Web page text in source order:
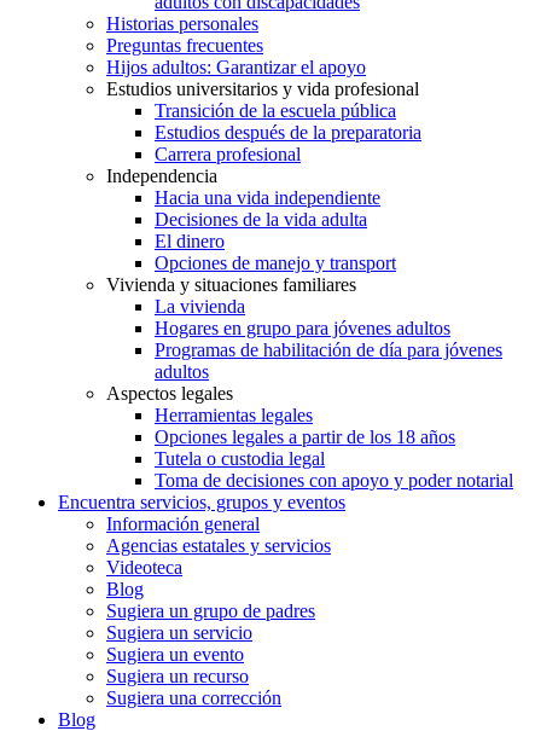
Historias personales
Preguntas frecuentes
Hijos adultos: Garantizar el apoyo
Estudios universitarios y vida profesional
Transición de la escuela pública
Estudios después de la preparatoria
Carrera profesional
Independencia
Hacia una vida independiente
Decisiones de la vida adulta
El dinero
Opciones de manejo y transport
Vivienda y situaciones familiares
La vivienda
Hogares en grupo para jóvenes adultos
Programas de habilitación de día para jóvenes
adultos
Aspectos legales
Herramientas legales
Opciones legales a partir de los 18 años
Tutela o custodia legal
Toma de decisiones con apoyo y poder notarial
Encuentra servicios, grupos y eventos
Información general
Agencias estatales y servicios
Videoteca
Blog
Sugiera un grupo de padres
Sugiera un servicio
Sugiera un evento
Sugiera un recurso
Sugiera una corrección
Blog